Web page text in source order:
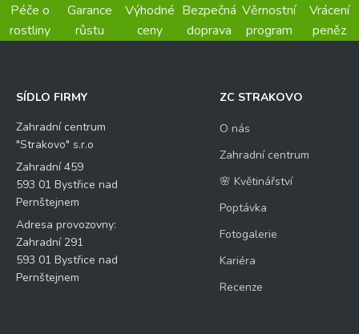
Péče o
rostliny
Garance
růstu
Výhodné
ceny
Bezpečná
doprava
Věrnostní
program
Vrácení
peněz
SÍDLO FIRMY
Zahradní centrum
"Strakovo" s.r.o
Zahradní 459
593 01 Bystřice nad
Pernštejnem
Adresa provozovny:
Zahradní 291
593 01 Bystřice nad
Pernštejnem
ZC STRAKOVO
O nás
Zahradní centrum
🌸 Květinářství
Poptávka
Fotogalerie
Kariéra
Recenze